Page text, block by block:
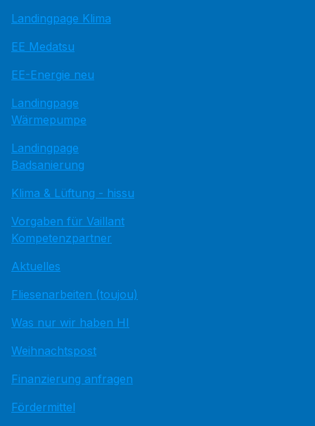
Landingpage Klima
EE Medatsu
EE-Energie neu
Landingpage
Wärmepumpe
Landingpage
Badsanierung
Klima & Lüftung - hissu
Vorgaben für Vaillant
Kompetenzpartner
Aktuelles
Fliesenarbeiten (toujou)
Was nur wir haben HI
Weihnachtspost
Finanzierung anfragen
Fördermittel